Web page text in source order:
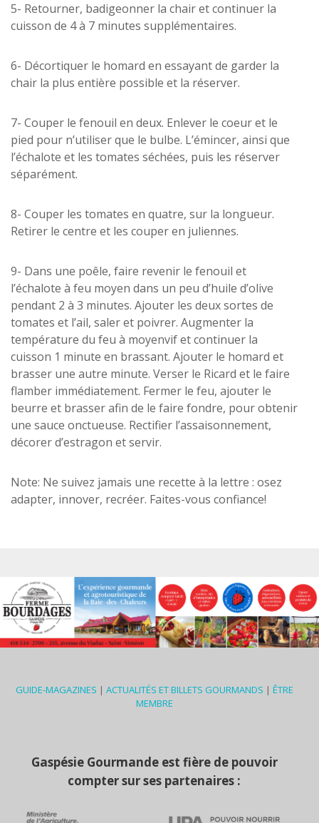
5- Retourner, badigeonner la chair et continuer la
cuisson de 4 à 7 minutes supplémentaires.
6- Décortiquer le homard en essayant de garder la
chair la plus entière possible et la réserver.
7- Couper le fenouil en deux. Enlever le coeur et le
pied pour n’utiliser que le bulbe. L’émincer, ainsi que
l’échalote et les tomates séchées, puis les réserver
séparément.
8- Couper les tomates en quatre, sur la longueur.
Retirer le centre et les couper en juliennes.
9- Dans une poêle, faire revenir le fenouil et
l’échalote à feu moyen dans un peu d’huile d’olive
pendant 2 à 3 minutes. Ajouter les deux sortes de
tomates et l’ail, saler et poivrer. Augmenter la
température du feu à moyenvif et continuer la
cuisson 1 minute en brassant. Ajouter le homard et
brasser une autre minute. Verser le Ricard et le faire
flamber immédiatement. Fermer le feu, ajouter le
beurre et brasser afin de le faire fondre, pour obtenir
une sauce onctueuse. Rectifier l’assaisonnement,
décorer d’estragon et servir.
Note: Ne suivez jamais une recette à la lettre : osez
adapter, innover, recréer. Faites-vous confiance!
GUIDE-MAGAZINES | ACTUALITÉS ET BILLETS GOURMANDS | ÊTRE
MEMBRE
Gaspésie Gourmande est fière de pouvoir
compter sur ses partenaires :